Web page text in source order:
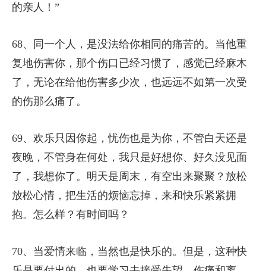
的亲人！”
68、同一个人，是没法给你相同的痛苦的。当他重
复地伤害你，那个伤口已经习惯了，感觉已经麻木
了，无论在给他伤害多少次，也远远不如第一次受
的伤那么痛了。
69、欢乐只因你起，忧伤也是为你，不管白天还是
夜晚，不管身在何处，我只是好想你、好久没见面
了，我想你了。明天是周末，有空出来聚聚？放松
放松心情，把生活的烦恼忘掉，来和快乐紧紧拥
抱。怎么样？有时间吗？
70、当爱情来临，当然也是快乐的。但是，这种快